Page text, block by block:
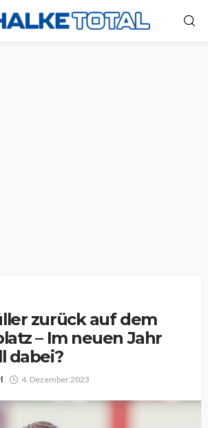
zurück auf dem
– Im neuen Jahr
dabei?
4. Dezember 2023